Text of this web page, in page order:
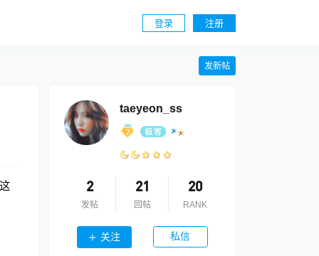
登录 注册
发新帖
taeyeon_ss
2
发帖
21
回帖
20
RANK
关注 私信